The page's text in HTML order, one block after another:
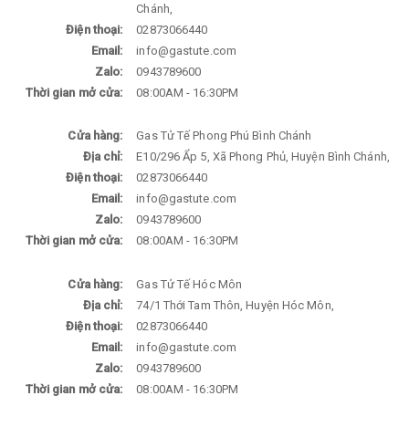
Chánh,
Điện thoại:
02873066440
Email:
info@gastute.com
Zalo:
0943789600
Thời gian mở cửa:
08:00AM - 16:30PM
Cửa hàng:
Gas Tử Tế Phong Phú Bình Chánh
Địa chỉ:
E10/296 Ẩp 5, Xã Phong Phủ, Huyện Bình Chánh,
Điện thoại:
02873066440
Email:
info@gastute.com
Zalo:
0943789600
Thời gian mở cửa:
08:00AM - 16:30PM
Cửa hàng:
Gas Tử Tế Hóc Môn
Địa chỉ:
74/1 Thới Tam Thôn, Huyện Hóc Môn,
Điện thoại:
02873066440
Email:
info@gastute.com
Zalo:
0943789600
Thời gian mở cửa:
08:00AM - 16:30PM